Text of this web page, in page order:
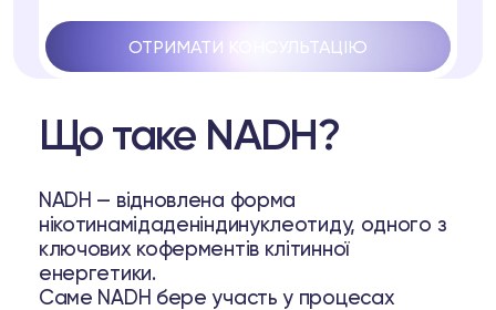
ОТРИМАТИ КОНСУЛЬТАЦІЮ
Що таке NADH?
NADH — відновлена форма
нікотинамідаденіндинуклеотиду, одного з
ключових коферментів клітинної
енергетики.
Саме NADH бере участь у процесах